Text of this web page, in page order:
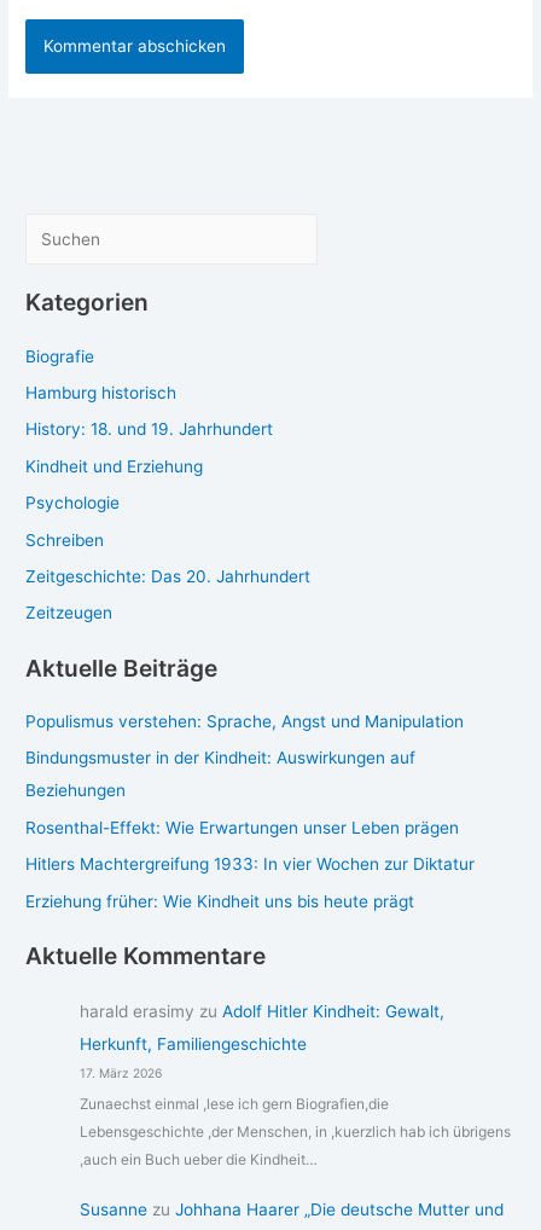
c
e
n
Kategorien
Biografie
Hamburg historisch
History: 18. und 19. Jahrhundert
Kindheit und Erziehung
Psychologie
Schreiben
Zeitgeschichte: Das 20. Jahrhundert
Zeitzeugen
Aktuelle Beiträge
Populismus verstehen: Sprache, Angst und Manipulation
Bindungsmuster in der Kindheit: Auswirkungen auf
Beziehungen
Rosenthal-Effekt: Wie Erwartungen unser Leben prägen
Hitlers Machtergreifung 1933: In vier Wochen zur Diktatur
Erziehung früher: Wie Kindheit uns bis heute prägt
Aktuelle Kommentare
harald erasimy zu Adolf Hitler Kindheit: Gewalt,
Herkunft, Familiengeschichte
17. März 2026
Zunaechst einmal ,lese ich gern Biografien,die
Lebensgeschichte ,der Menschen, in ,kuerzlich hab ich übrigens
,auch ein Buch ueber die Kindheit…
Susannezu Johhana Haarer „Die deutsche Mutter und